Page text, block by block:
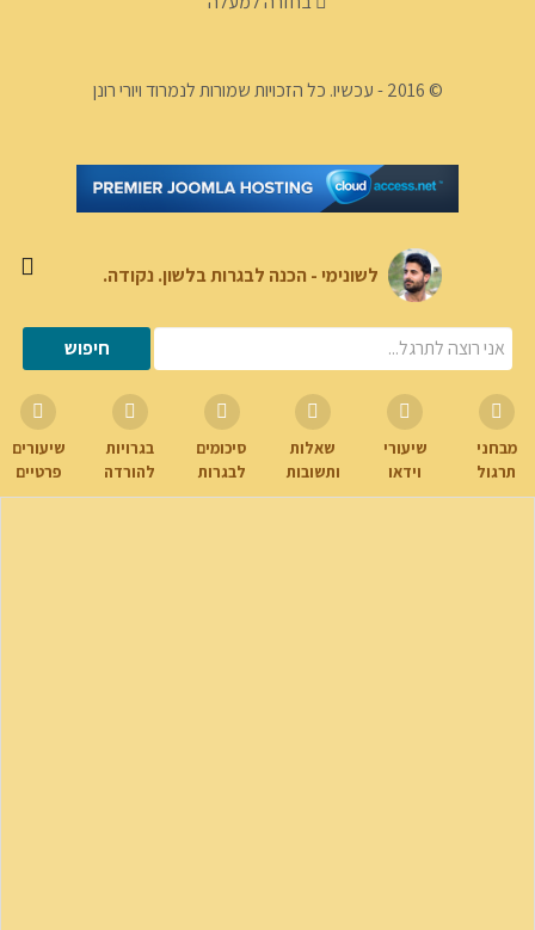
© 2016 - עכשיו. כל הזכויות שמורות לנמרוד ויורי רונן
לשונימי - הכנה לבגרות בלשון. נקודה.
מבחני
תרגול
שיעורי
וידאו
שאלות
ותשובות
סיכומים
לבגרות
בגרויות
להורדה
שיעורים
פרטיים